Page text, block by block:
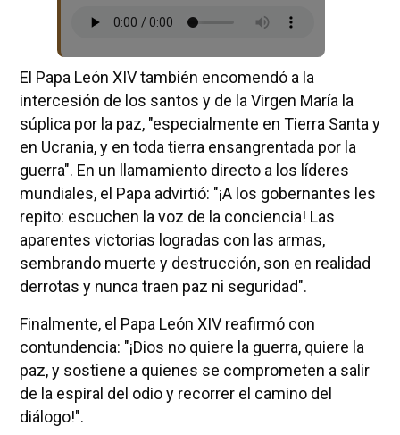
El Papa León XIV también encomendó a la
intercesión de los santos y de la Virgen María la
súplica por la paz, "especialmente en Tierra Santa y
en Ucrania, y en toda tierra ensangrentada por la
guerra". En un llamamiento directo a los líderes
mundiales, el Papa advirtió: "¡A los gobernantes les
repito: escuchen la voz de la conciencia! Las
aparentes victorias logradas con las armas,
sembrando muerte y destrucción, son en realidad
derrotas y nunca traen paz ni seguridad".
Finalmente, el Papa León XIV reafirmó con
contundencia: "¡Dios no quiere la guerra, quiere la
paz, y sostiene a quienes se comprometen a salir
de la espiral del odio y recorrer el camino del
diálogo!".